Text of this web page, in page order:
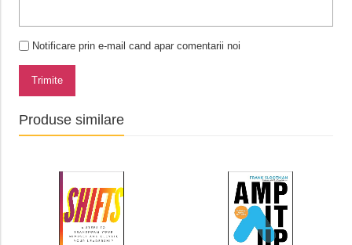
Notificare prin e-mail cand apar comentarii noi
Trimite
Produse similare